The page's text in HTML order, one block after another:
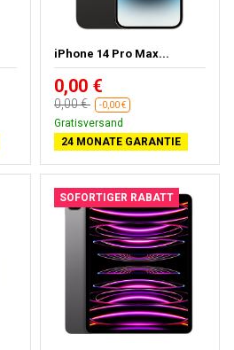
iPhone 14 Pro Max...
0,00 €
0,00 € -0,00 €
Gratisversand
24 MONATE GARANTIE
SOFORTIGER RABATT